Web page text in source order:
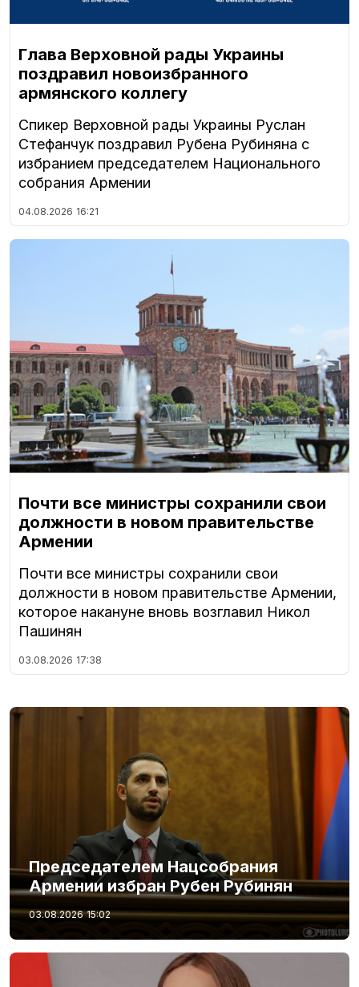
Глава Верховной рады Украины
поздравил новоизбранного
армянского коллегу
Спикер Верховной рады Украины Руслан
Стефанчук поздравил Рубена Рубиняна с
избранием председателем Национального
собрания Армении
04.08.2026 16:21
Почти все министры сохранили свои
должности в новом правительстве
Армении
Почти все министры сохранили свои
должности в новом правительстве Армении,
которое накануне вновь возглавил Никол
Пашинян
03.08.2026 17:38
Председателем Нацсобрания
Армении избран Рубен Рубинян
03.08.2026 15:02